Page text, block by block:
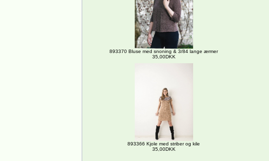
893370 Bluse med snoning & 3/84 lange ærmer
35,00DKK
893366 Kjole med striber og kile
35,00DKK